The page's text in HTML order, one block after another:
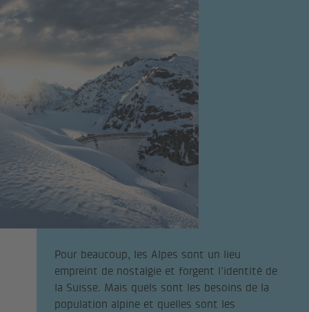
Pour beaucoup, les Alpes sont un lieu
empreint de nostalgie et forgent l’identité de
la Suisse. Mais quels sont les besoins de la
population alpine et quelles sont les